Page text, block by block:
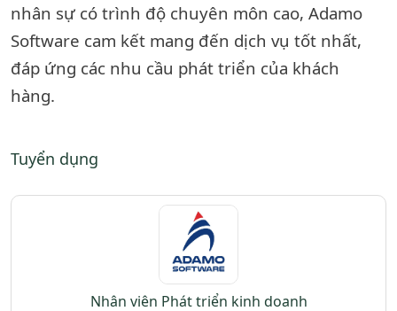
nhân sự có trình độ chuyên môn cao, Adamo
Software cam kết mang đến dịch vụ tốt nhất,
đáp ứng các nhu cầu phát triển của khách
hàng.
Tuyển dụng
Nhân viên Phát triển kinh doanh